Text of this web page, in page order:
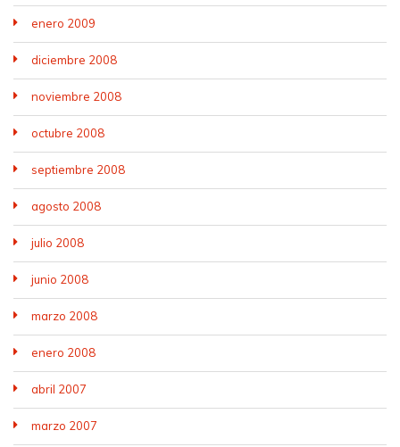
enero 2009
diciembre 2008
noviembre 2008
octubre 2008
septiembre 2008
agosto 2008
julio 2008
junio 2008
marzo 2008
enero 2008
abril 2007
marzo 2007